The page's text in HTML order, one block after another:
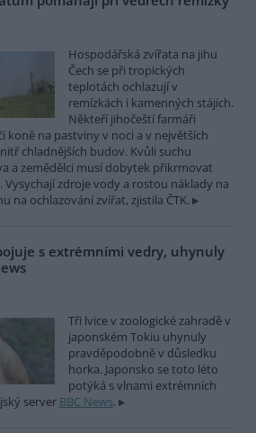
Hospodářská zvířata na jihu
Čech se při tropických
teplotách ochlazují v
remízkách i kamenných stájích.
Někteří jihočeští farmáři
koně na pastviny v noci a v největších
chladnějších budov. Kvůli suchu
a zemědělci musí dobytek přikrmovat
Vysychají zdroje vody a rostou náklady na
na ochlazování zvířat, zjistila ČTK.
s extrémními vedry, uhynuly
Tři lvice v zoologické zahradě v
japonském Tokiu uhynuly
pravděpodobně v důsledku
horka. Japonsko se toto léto
potýká s vlnami extrémních
server BBC News.